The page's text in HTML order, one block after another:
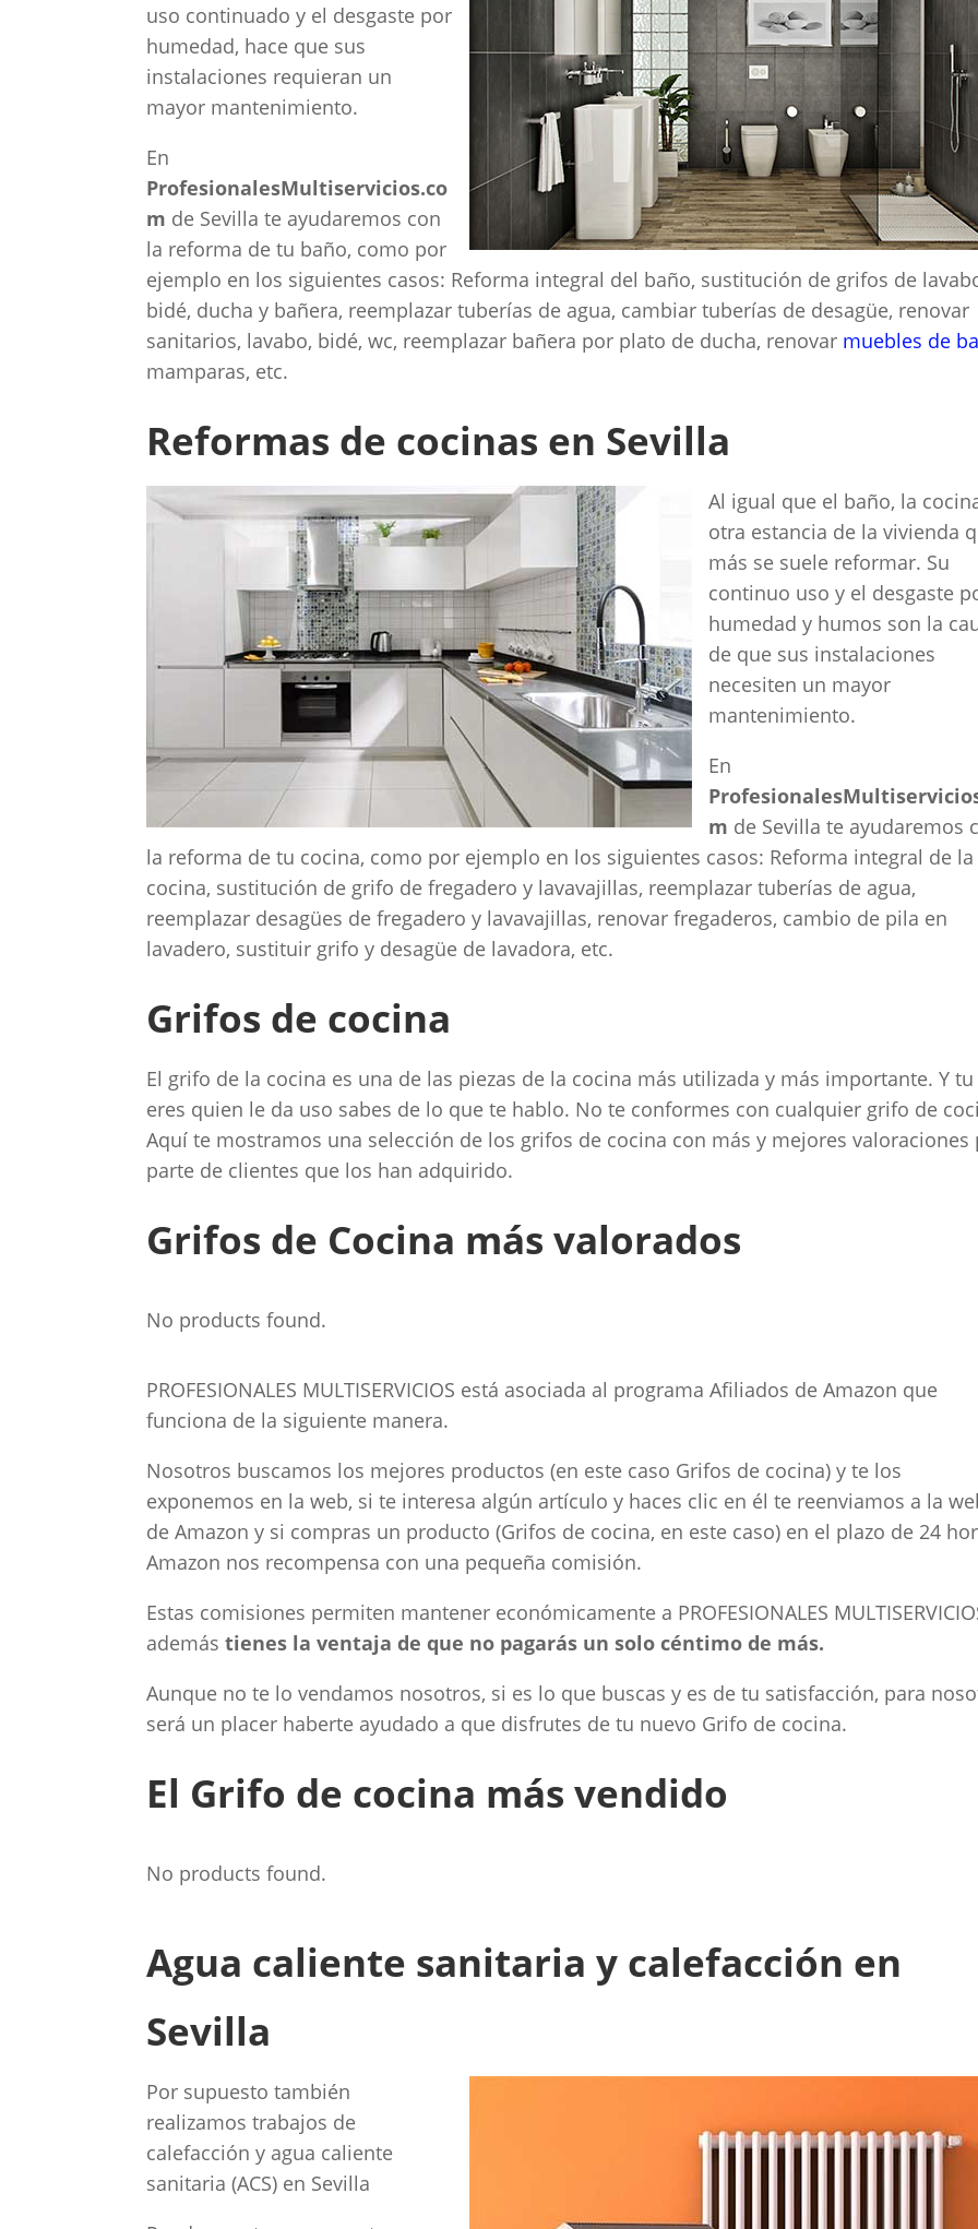
uso continuado y el desgaste por
humedad, hace que sus
instalaciones requieran un
mayor mantenimiento.
En
ProfesionalesMultiservicios.co
m de Sevilla te ayudaremos con
la reforma de tu baño, como por
ejemplo en los siguientes casos: Reforma integral del baño, sustitución de grifos de
bidé, ducha y bañera, reemplazar tuberías de agua, cambiar tuberías de desagüe, renovar
sanitarios, lavabo, bidé, wc, reemplazar bañera por plato de ducha, renovar muebles de
mamparas, etc.
Reformas de cocinas en Sevilla
Al igual que el baño, la
otra estancia de la vivienda
más se suele reformar. Su
continuo uso y el desgaste
humedad y humos son la
de que sus instalaciones
necesiten un mayor
mantenimiento.
En
m de Sevilla te ayudaremos
la reforma de tu cocina, como por ejemplo en los siguientes casos: Reforma integral de la
cocina, sustitución de grifo de fregadero y lavavajillas, reemplazar tuberías de agua,
reemplazar desagües de fregadero y lavavajillas, renovar fregaderos, cambio de pila en
lavadero, sustituir grifo y desagüe de lavadora, etc.
Grifos de cocina
El grifo de la cocina es una de las piezas de la cocina más utilizada y más importante. Y
eres quien le da uso sabes de lo que te hablo. No te conformes con cualquier grifo de
Aquí te mostramos una selección de los grifos de cocina con más y mejores valoraciones
parte de clientes que los han adquirido.
Grifos de Cocina más valorados
No products found.
PROFESIONALES MULTISERVICIOS está asociada al programa Afiliados de Amazon que
funciona de la siguiente manera.
Nosotros buscamos los mejores productos (en este caso Grifos de cocina) y te los
exponemos en la web, si te interesa algún artículo y haces clic en él te reenviamos a la
de Amazon y si compras un producto (Grifos de cocina, en este caso) en el plazo de 24
Amazon nos recompensa con una pequeña comisión.
Estas comisiones permiten mantener económicamente a PROFESIONALES
ademástienes la ventaja de que no pagarás un solo céntimo de más.
Aunque no te lo vendamos nosotros, si es lo que buscas y es de tu satisfacción, para
será un placer haberte ayudado a que disfrutes de tu nuevo Grifo de cocina.
El Grifo de cocina más vendido
No products found.
Agua caliente sanitaria y calefacción en
Sevilla
Por supuesto también
realizamos trabajos de
calefacción y agua caliente
sanitaria (ACS) en Sevilla